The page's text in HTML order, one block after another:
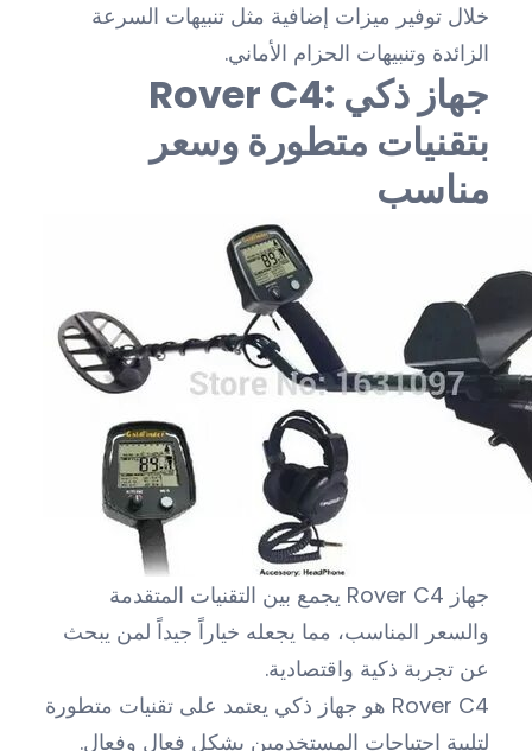
خلال توفير ميزات إضافية مثل تنبيهات السرعة
الزائدة وتنبيهات الحزام الأماني.
Rover C4: جهاز ذكي
بتقنيات متطورة وسعر
مناسب
جهاز Rover C4 يجمع بين التقنيات المتقدمة
والسعر المناسب، مما يجعله خياراً جيداً لمن يبحث
عن تجربة ذكية واقتصادية.
Rover C4 هو جهاز ذكي يعتمد على تقنيات متطورة
لتلبية احتياجات المستخدمين بشكل فعال وفعال.